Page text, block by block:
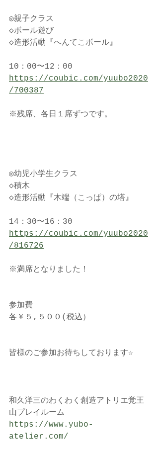
◎親子クラス
◇ボール遊び
◇造形活動『へんてこボール』
10：00〜12：00
https://coubic.com/yuubo2020
/700387
※残席、各日１席ずつです。
◎幼児小学生クラス
◇積木
◇造形活動『木端（こっぱ）の塔』
14：30〜16：30
https://coubic.com/yuubo2020
/816726
※満席となりました！
参加費
各￥５,５００(税込）
皆様のご参加お待ちしております☆
和久洋三のわくわく創造アトリエ覚王
山プレイルーム
https://www.yubo-
atelier.com/